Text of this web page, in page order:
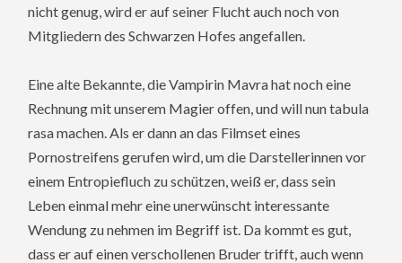
nicht genug, wird er auf seiner Flucht auch noch von
Mitgliedern des Schwarzen Hofes angefallen.
Eine alte Bekannte, die Vampirin Mavra hat noch eine
Rechnung mit unserem Magier offen, und will nun tabula
rasa machen. Als er dann an das Filmset eines
Pornostreifens gerufen wird, um die Darstellerinnen vor
einem Entropiefluch zu schützen, weiß er, dass sein
Leben einmal mehr eine unerwünscht interessante
Wendung zu nehmen im Begriff ist. Da kommt es gut,
dass er auf einen verschollenen Bruder trifft, auch wenn